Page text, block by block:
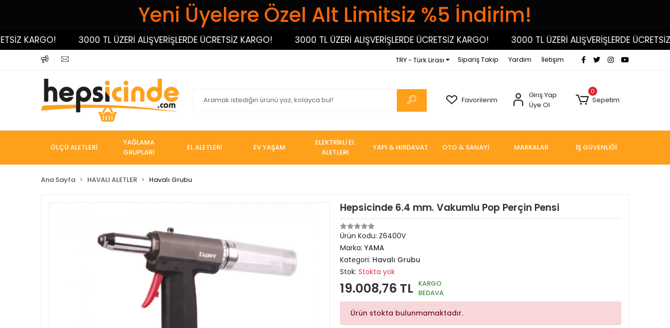
Yeni Üyelere Özel Alt Limitsiz %5 İndirim!
KARGO! 3000 TL ÜZERİ ALIŞVERİŞLERDE ÜCRETSİZ KARGO! 3000 TL ÜZERİ ALIŞVERİŞLERDE ÜCRETSİZ KARGO! 3000 TL ÜZERİ ALIŞVERİŞLERDE ÜCRETSİZ
TRY - Türk Lirası Sipariş Takip Yardım İletişim
Favorilerim
Giriş Yap
Üye Ol
0
Sepetim
ÖLÇÜ ALETLERİ
YAĞLAMA
GRUPLARI
EL ALETLERİ EV YAŞAM
ELEKTRİKLİ EL
ALETLERİ
YAPI & HIRDAVAT OTO & SANAYİ MARKALAR İŞ GÜVENLİĞİ
Ana Sayfa HAVALI ALETLER Havalı Grubu
Hepsicinde 6.4 mm. Vakumlu Pop Perçin Pensi
Ürün Kodu: Z6400V
Marka: YAMA
Kategori: Havalı Grubu
Stok: Stokta yok
19.008,76 TL KARGO
BEDAVA
Ürün stokta bulunmamaktadır.